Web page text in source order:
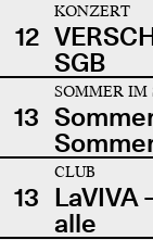
12
KONZERT
SGB
13
SOMMER IM
13
CLUB
LaVIVA
alle